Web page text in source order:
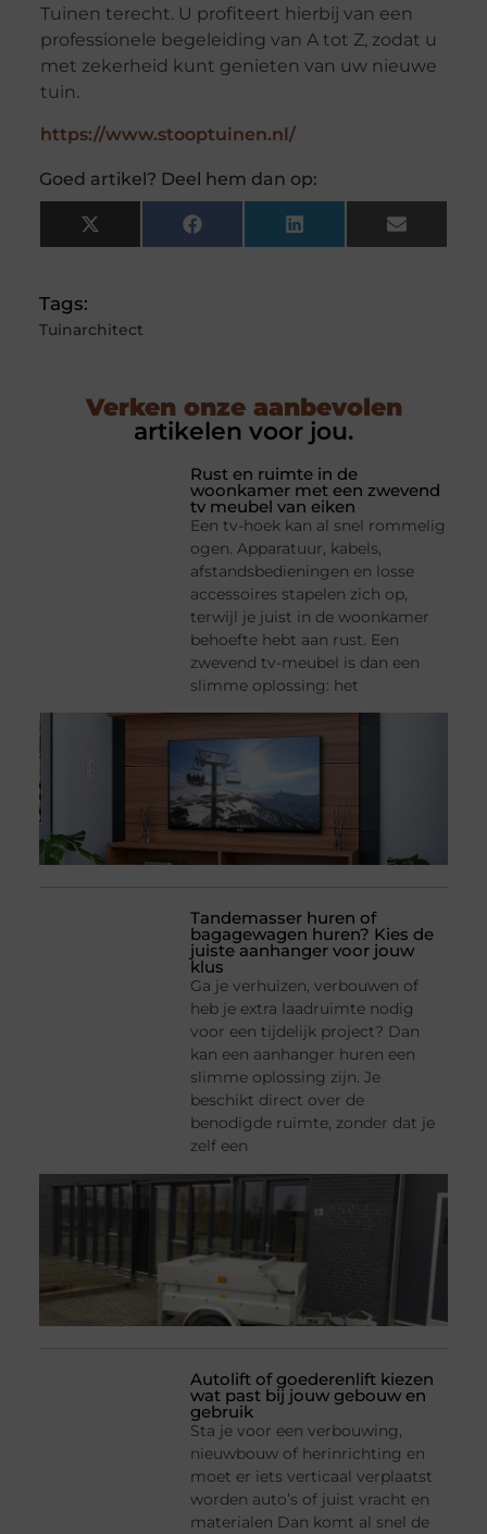
Tuinen terecht. U profiteert hierbij van een
professionele begeleiding van A tot Z, zodat u
met zekerheid kunt genieten van uw nieuwe
tuin.
https://www.stooptuinen.nl/
Goed artikel? Deel hem dan op:
X
(Twitter)
Facebook LinkedIn Email
Tags:
Tuinarchitect
Verken onze aanbevolen
artikelen voor jou.
Rust en ruimte in de
woonkamer met een zwevend
tv meubel van eiken
Een tv-hoek kan al snel rommelig
ogen. Apparatuur, kabels,
afstandsbedieningen en losse
accessoires stapelen zich op,
terwijl je juist in de woonkamer
behoefte hebt aan rust. Een
zwevend tv-meubel is dan een
slimme oplossing: het
Tandemasser huren of
bagagewagen huren? Kies de
juiste aanhanger voor jouw
klus
Ga je verhuizen, verbouwen of
heb je extra laadruimte nodig
voor een tijdelijk project? Dan
kan een aanhanger huren een
slimme oplossing zijn. Je
beschikt direct over de
benodigde ruimte, zonder dat je
zelf een
Autolift of goederenlift kiezen
wat past bij jouw gebouw en
gebruik
Sta je voor een verbouwing,
nieuwbouw of herinrichting en
moet er iets verticaal verplaatst
worden auto’s of juist vracht en
materialen Dan komt al snel de